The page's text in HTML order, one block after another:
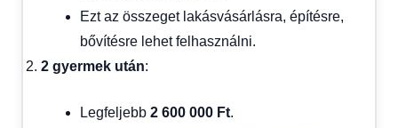
Ezt az összeget lakásvásárlásra, építésre,
bővítésre lehet felhasználni.
2 gyermek után:
Legfeljebb 2 600 000 Ft.